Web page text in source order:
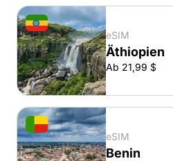
eSIM
Äthiopien
Ab 21,99 $
eSIM
Benin